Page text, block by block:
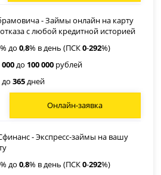
- Займы онлайн на карту
с любой кредитной историей
% до0,8% в день (ПСК0-292%)
000до 100 000 рублей
до365дней
Онлайн-заявка
- Экспресс-займы на вашу
% до0,8% в день (ПСК0-292%)